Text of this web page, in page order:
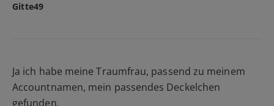
Gitte49
Ja ich habe meine Traumfrau, passend zu meinem
Accountnamen, mein passendes Deckelchen
gefunden.